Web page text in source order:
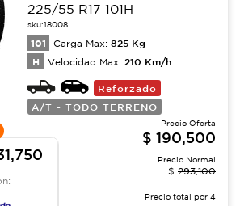
225/55 R17 101H
sku:18008
101 Carga Max: 825 Kg
H Velocidad Max: 210 Km/h
Reforzado
A/T - TODO TERRENO
Precio Oferta
$ 190,500
Precio Normal
$ 293,100
Precio total por 4